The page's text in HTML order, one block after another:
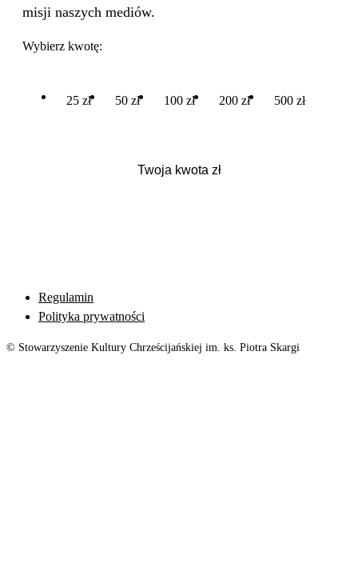
misji naszych mediów.
Wybierz kwotę:
25 zł 50 zł 100 zł 200 zł 500 zł
Regulamin
Polityka prywatności
© Stowarzyszenie Kultury Chrześcijańskiej im. ks. Piotra Skargi